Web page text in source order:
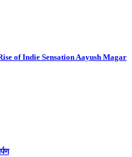
of Indie Sensation Aayush Magar